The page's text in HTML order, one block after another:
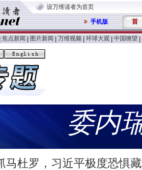
设万维读者为首页
手机版 首
焦点新闻 图片新闻 万维视频 环球大观 中国嘹望
委内
马杜罗，习近平极度恐惧